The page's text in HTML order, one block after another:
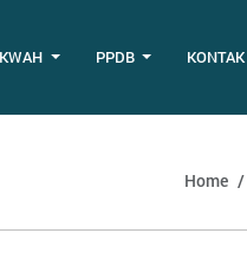
PPDB KONTAK
Home